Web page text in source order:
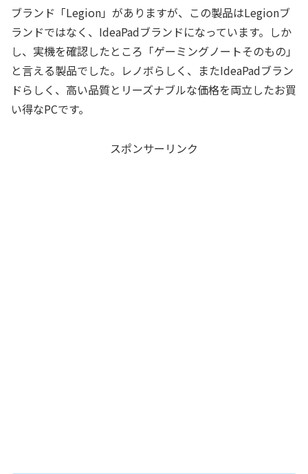
ブランド「Legion」がありますが、この製品はLegionブ
ランドではなく、IdeaPadブランドになっています。しか
し、実機を確認したところ「ゲーミングノートそのもの」
と言える製品でした。レノボらしく、またIdeaPadブラン
ドらしく、高い品質とリーズナブルな価格を両立したお買
い得なPCです。
スポンサーリンク